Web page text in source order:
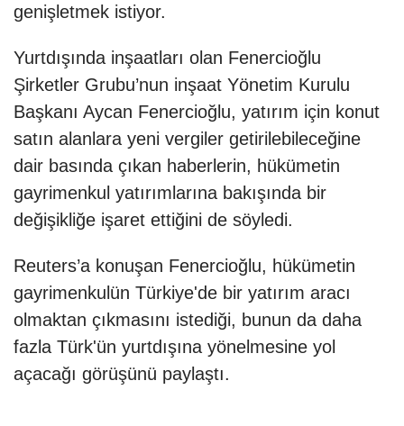
genişletmek istiyor.
Yurtdışında inşaatları olan Fenercioğlu
Şirketler Grubu’nun inşaat Yönetim Kurulu
Başkanı Aycan Fenercioğlu, yatırım için konut
satın alanlara yeni vergiler getirilebileceğine
dair basında çıkan haberlerin, hükümetin
gayrimenkul yatırımlarına bakışında bir
değişikliğe işaret ettiğini de söyledi.
Reuters’a konuşan Fenercioğlu, hükümetin
gayrimenkulün Türkiye'de bir yatırım aracı
olmaktan çıkmasını istediği, bunun da daha
fazla Türk'ün yurtdışına yönelmesine yol
açacağı görüşünü paylaştı.